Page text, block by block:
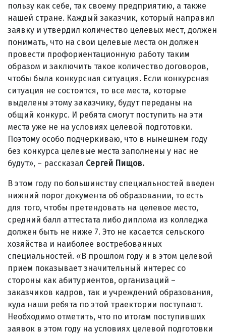
пользу как себе, так своему предприятию, а также
нашей стране. Каждый заказчик, который направил
заявку и утвердил количество целевых мест, должен
понимать, что на свои целевые места он должен
провести профориентационную работу таким
образом и заключить такое количество договоров,
чтобы была конкурсная ситуация. Если конкурсная
ситуация не состоится, то все места, которые
выделены этому заказчику, будут переданы на
общий конкурс. И ребята смогут поступить на эти
места уже не на условиях целевой подготовки.
Поэтому особо подчеркиваю, что в нынешнем году
без конкурса целевые места заполнены у нас не
будут», – рассказал Сергей Пищов.
В этом году по большинству специальностей введен
нижний порог документа об образовании, то есть
для того, чтобы претендовать на целевое место,
средний балл аттестата либо диплома из колледжа
должен быть не ниже 7. Это не касается сельского
хозяйства и наиболее востребованных
специальностей. «В прошлом году и в этом целевой
прием показывает значительный интерес со
стороны как абитуриентов, организаций –
заказчиков кадров, так и учреждений образования,
куда наши ребята по этой траектории поступают.
Необходимо отметить, что по итогам поступивших
заявок в этом году на условиях целевой подготовки